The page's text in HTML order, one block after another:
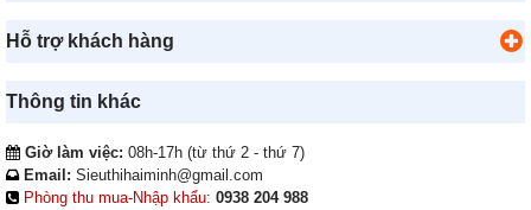
Hỗ trợ khách hàng
Thông tin khác
Giờ làm việc: 08h-17h (từ thứ 2 - thứ 7)
Email: Sieuthihaiminh@gmail.com
Phòng thu mua-Nhập khẩu: 0938 204 988